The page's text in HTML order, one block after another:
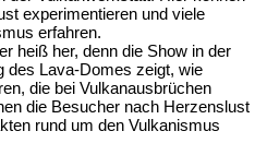
experimentieren und viele
erfahren.
heiß her, denn die Show in der
des Lava-Domes zeigt, wie
die bei Vulkanausbrüchen
die Besucher nach Herzenslust
rund um den Vulkanismus